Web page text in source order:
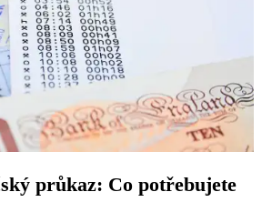
průkaz: Co potřebujete